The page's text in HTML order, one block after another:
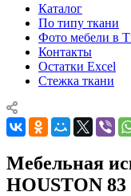
Каталог
По типу ткани
Фото мебели в
Контакты
Остатки Excel
Стежка ткани
Мебельная
HOUSTON